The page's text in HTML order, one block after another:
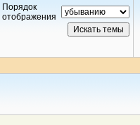
Порядок
отображения